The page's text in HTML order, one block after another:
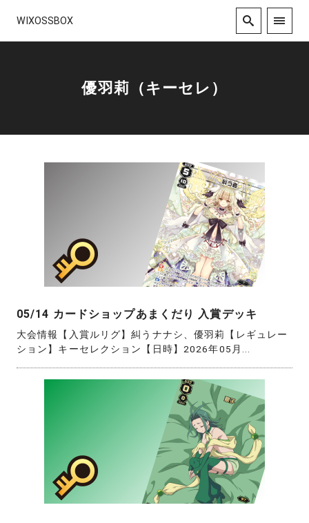
WIXOSSBOX
優羽莉（キーセレ）
05/14 カードショップあまくだり 入賞デッキ
大会情報【入賞ルリグ】糾うナナシ、優羽莉【レギュレー
ション】キーセレクション【日時】2026年05月...